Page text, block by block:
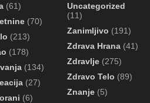
(61)
(70)
(213)
(178)
(134)
(27)
(6)
Uncategorized
(11)
Zanimljivo (191)
Zdrava Hrana (41)
Zdravlje (275)
Zdravo Telo (89)
Znanje (5)